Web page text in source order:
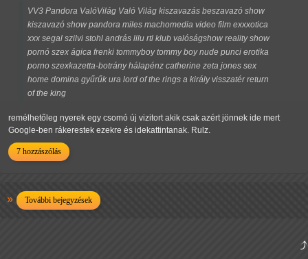
VV3 Pandora ValóVilág Való Világ kiszavazás beszavazó show
kiszavazó show pandora miles machomedia video film exxxotica
xxx segal szilvi stohl andrás lilu rtl klub valóságshow reality show
pornó szex ágica frenki tommyboy tommy boy nude punci erotika
porno szexkazetta-botrány hálapénz catherine zeta jones sex
home domina gyűrűk ura lord of the rings a király visszatér return
of the king
remélhetőleg nyerek egy csomó új vizitort akik csak azért jönnek ide mert
Google-ben rákerestek ezekre és idekattintanak. Rulz.
7 hozzászólás
További bejegyzések